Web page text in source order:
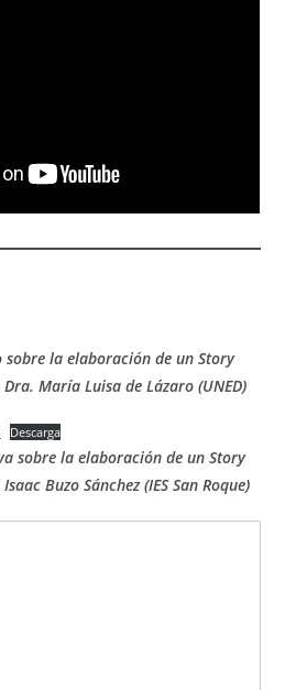
la elaboración de un Story
María Luisa de Lázaro (UNED)
Descarga
sobre la elaboración de un Story
Isaac Buzo Sánchez (IES San Roque)